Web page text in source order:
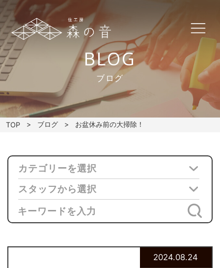
BLOG
ブログ
TOP ブログ お盆休み前の大掃除！
2024.08.24